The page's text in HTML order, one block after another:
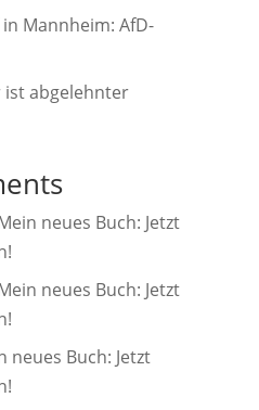
Mannheim: AfD-
abgelehnter
neues Buch: Jetzt
neues Buch: Jetzt
neues Buch: Jetzt